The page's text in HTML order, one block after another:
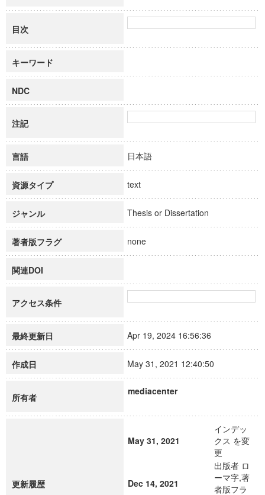
目次
キーワード
NDC
注記
言語 日本語
資源タイプ text
ジャンル Thesis or Dissertation
著者版フラグ none
関連DOI
アクセス条件
最終更新日 Apr 19, 2024 16:56:36
作成日 May 31, 2021 12:40:50
所有者
mediacenter
更新履歴
May 31, 2021
インデッ
クス を変
更
Dec 14, 2021
出版者 ロ
ーマ字,著
者版フラ